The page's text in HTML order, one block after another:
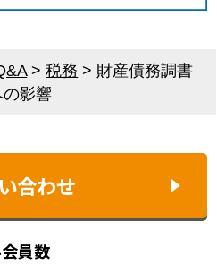
>税務 > 財産債務調書
影響
合わせ
員数